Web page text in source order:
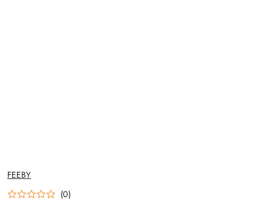
NAZWA
PRODUCENTA:
FEEBY
(0)